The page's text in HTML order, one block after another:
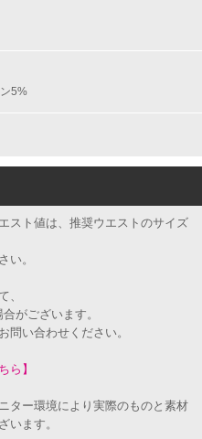
5%
スト値は、推奨ウエストのサイズ
い。
、
がございます。
問い合わせください。
ら】
ター環境により実際のものと素材
います。